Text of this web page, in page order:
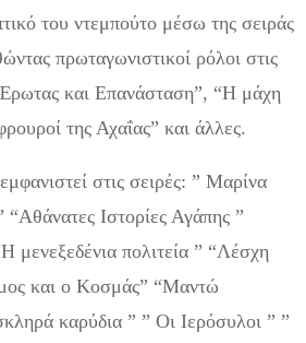
του ντεμπούτο μέσω της σειράς
πρωταγωνιστικοί ρόλοι στις
και Επανάσταση”, “Η μάχη
της Αχαΐας” και άλλες.
στις σειρές: ” Μαρίνα
Ιστορίες Αγάπης ”
μενεξεδένια πολιτεία ” “Λέσχη
και ο Κοσμάς” “Μαντώ
καρύδια ” ” Οι Ιερόσυλοι ” ”